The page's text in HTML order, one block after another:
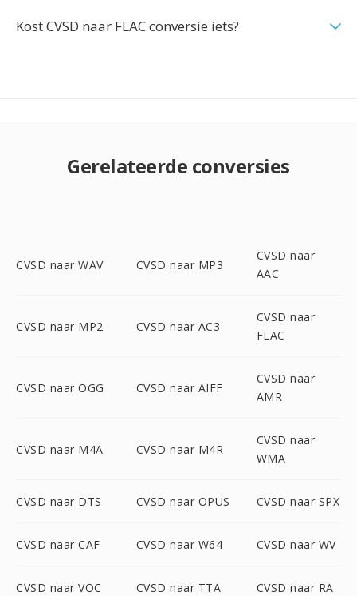
Kost CVSD naar FLAC conversie iets?
Gerelateerde conversies
CVSD naar WAV CVSD naar MP3
CVSD naar
AAC
CVSD naar MP2 CVSD naar AC3
CVSD naar
FLAC
CVSD naar OGG CVSD naar AIFF
CVSD naar
AMR
CVSD naar M4A CVSD naar M4R
CVSD naar
WMA
CVSD naar DTS CVSD naar OPUS CVSD naar SPX
CVSD naar CAF CVSD naar W64 CVSD naar WV
CVSD naar VOC CVSD naar TTA CVSD naar RA